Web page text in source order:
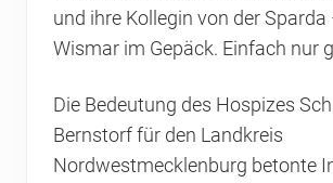
und ihre Kollegin von der Sparda
Wismar im Gepäck. Einfach nur
Die Bedeutung des Hospizes
Bernstorf für den Landkreis
Nordwestmecklenburg betonte